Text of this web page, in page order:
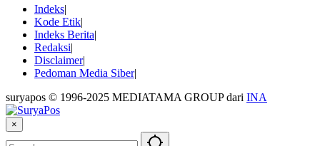
Indeks
Kode Etik
Indeks Berita
Redaksi
Disclaimer
Pedoman Media Siber
suryapos © 1996-2025 MEDIATAMA GROUP dari INA
×